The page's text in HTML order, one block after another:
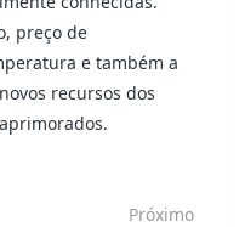
preço de
e também a
recursos dos
Próximo